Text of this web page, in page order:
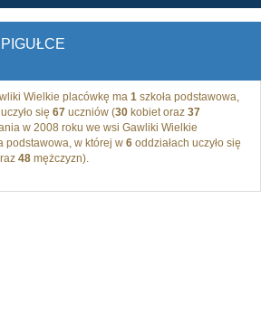
Wielkie placówkę ma 1 szkoła podstawowa,
się 67 uczniów (30 kobiet oraz 37
w 2008 roku we wsi Gawliki Wielkie
podstawowa, w której w 6 oddziałach uczyło się
48 mężczyzn).